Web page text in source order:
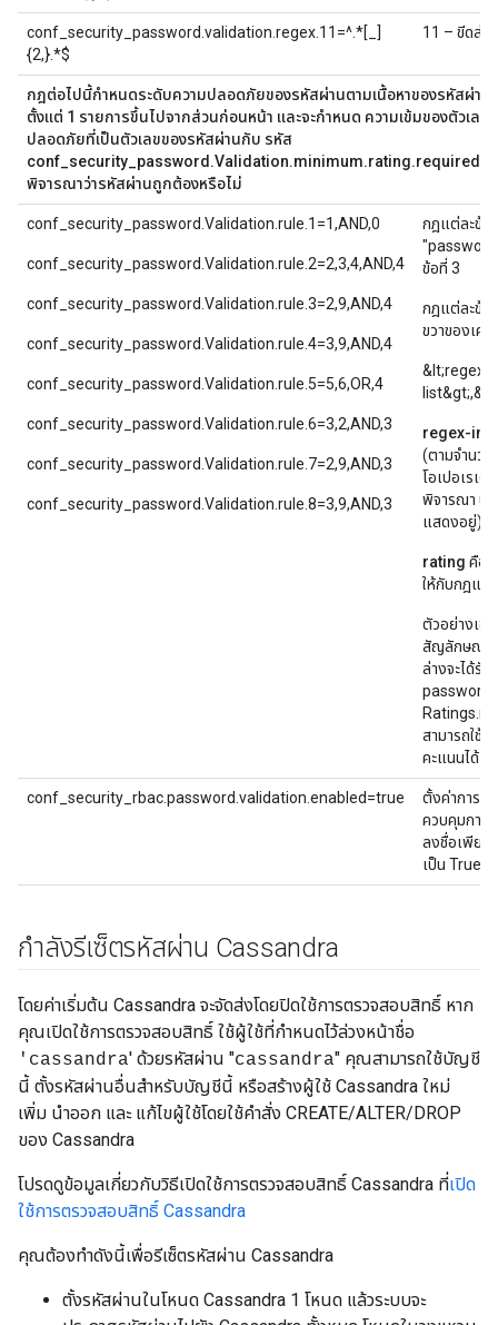
conf_security_password.validation.regex.11=^.*[_]
{2,}.*$
11 – ขีดล่า
กฎต่อไปนี้กำหนดระดับความปลอดภัยของรหัสผ่านตามเนื้อหาของรหัสผ่า
ตั้งแต่ 1 รายการขึ้นไปจากส่วนก่อนหน้า และจะกำหนด ความเข้มของตัวเลข
ปลอดภัยที่เป็นตัวเลขของรหัสผ่านกับ รหัส
conf_security_password.Validation.minimum.rating.required ที่
พิจารณาว่ารหัสผ่านถูกต้องหรือไม่
conf_security_password.Validation.rule.1=1,AND,0
conf_security_password.Validation.rule.2=2,3,4,AND,4
conf_security_password.Validation.rule.3=2,9,AND,4
conf_security_password.Validation.rule.4=3,9,AND,4
conf_security_password.Validation.rule.5=5,6,OR,4
conf_security_password.Validation.rule.6=3,2,AND,3
conf_security_password.Validation.rule.7=2,9,AND,3
conf_security_password.Validation.rule.8=3,9,AND,3
กฎแต่ละข้อ
ข้อที่ 3
กฎแต่ละข้อ
ขวาของเค
&lt;regex-
regex-
(ตามจำนว
โอเปอเรเต
พิจารณา นิ
แสดงอยู่)
rating คือ
ให้กับกฎแต่
ตัวอย่างเช่
สัญลักษณ์พิเ
ล่างจะได้รั
สามารถใช้
คะแนนได้
conf_security_rbac.password.validation.enabled=true
ตั้งค่าการต
ควบคุมการ
ลงชื่อเพียง
เป็น True
กำลังรีเซ็ตรหัสผ่าน Cassandra
โดยค่าเริ่มต้น Cassandra จะจัดส่งโดยปิดใช้การตรวจสอบสิทธิ์ หาก
คุณเปิดใช้การตรวจสอบสิทธิ์ ใช้ผู้ใช้ที่กำหนดไว้ล่วงหน้าชื่อ
'cassandra' ด้วยรหัสผ่าน "cassandra" คุณสามารถใช้บัญชี
นี้ ตั้งรหัสผ่านอื่นสำหรับบัญชีนี้ หรือสร้างผู้ใช้ Cassandra ใหม่
เพิ่ม นำออก และ แก้ไขผู้ใช้โดยใช้คำสั่ง CREATE/ALTER/DROP
ของ Cassandra
โปรดดูข้อมูลเกี่ยวกับวิธีเปิดใช้การตรวจสอบสิทธิ์ Cassandra ที่เปิด
ใช้การตรวจสอบสิทธิ์ Cassandra
คุณต้องทำดังนี้เพื่อรีเซ็ตรหัสผ่าน Cassandra
ตั้งรหัสผ่านในโหนด Cassandra 1 โหนด แล้วระบบจะ